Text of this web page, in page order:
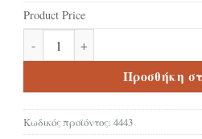
Product Price
Προσθήκη
Κωδικός προϊόντος: 4443